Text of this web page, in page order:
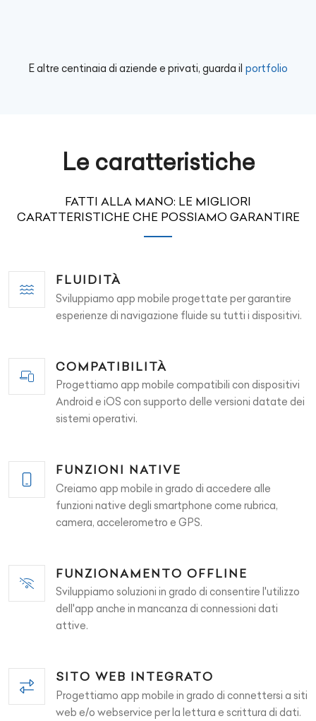
E altre centinaia di aziende e privati, guarda il portfolio
Le caratteristiche
FATTI ALLA MANO: LE MIGLIORI
CARATTERISTICHE CHE POSSIAMO GARANTIRE
FLUIDITÀ
Sviluppiamo app mobile progettate per garantire
esperienze di navigazione fluide su tutti i dispositivi.
COMPATIBILITÀ
Progettiamo app mobile compatibili con dispositivi
Android e iOS con supporto delle versioni datate dei
sistemi operativi.
FUNZIONI NATIVE
Creiamo app mobile in grado di accedere alle
funzioni native degli smartphone come rubrica,
camera, accelerometro e GPS.
FUNZIONAMENTO OFFLINE
Sviluppiamo soluzioni in grado di consentire l'utilizzo
dell'app anche in mancanza di connessioni dati
attive.
SITO WEB INTEGRATO
Progettiamo app mobile in grado di connettersi a siti
web e/o webservice per la lettura e scrittura di dati.